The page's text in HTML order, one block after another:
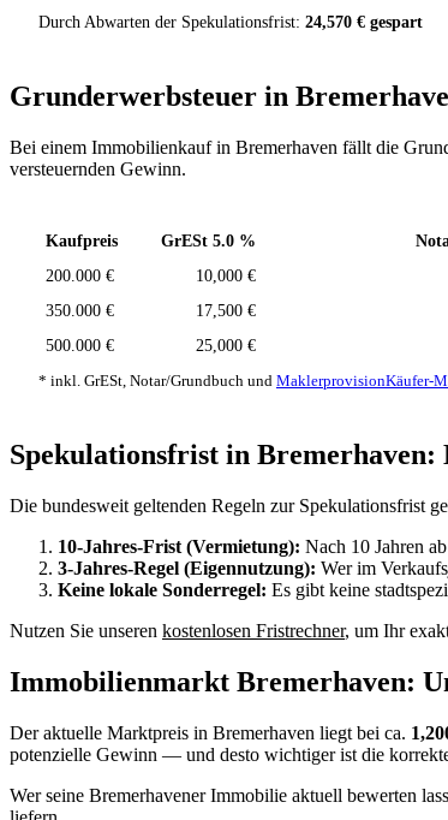
Durch Abwarten der Spekulationsfrist: 24,570 € gespart
Grunderwerbsteuer in
Bei einem Immobilienkauf in Bremerhaven fällt die
versteuernden Gewinn.
Kaufpreis GrESt 5.0 %
200.000 €
10,000 €
350.000 €
17,500 €
500.000 €
25,000 €
* inkl. GrESt, Notar/Grundbuch und MaklerprovisionKäufer-
Spekulationsfrist in Bremerhaven:
Die bundesweit geltenden Regeln zur Spekulationsfrist
10-Jahres-Frist (Vermietung): Nach 10 Jahren
3-Jahres-Regel (Eigennutzung): Wer im
Keine lokale Sonderregel: Es gibt keine
Nutzen Sie unseren kostenlosen Fristrechner, um Ihr
Immobilienmarkt Bremerhaven:
Der aktuelle Marktpreis in Bremerhaven liegt bei ca.
potenzielle Gewinn — und desto wichtiger ist die
Wer seine Bremerhavener Immobilie aktuell bewerten